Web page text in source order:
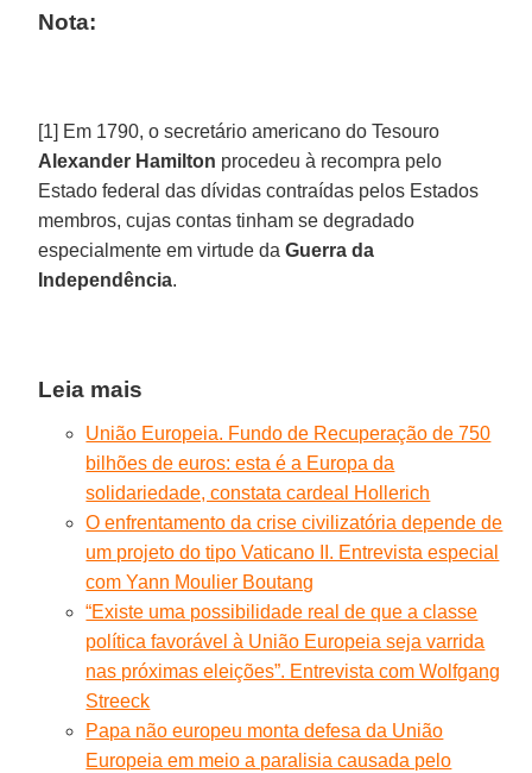
Nota:
[1] Em 1790, o secretário americano do Tesouro
Alexander Hamilton procedeu à recompra pelo
Estado federal das dívidas contraídas pelos Estados
membros, cujas contas tinham se degradado
especialmente em virtude daGuerra da
Independência.
Leia mais
União Europeia. Fundo de Recuperação de 750
bilhões de euros: esta é a Europa da
solidariedade, constata cardeal Hollerich
O enfrentamento da crise civilizatória depende de
um projeto do tipo Vaticano II. Entrevista especial
com Yann Moulier Boutang
“Existe uma possibilidade real de que a classe
política favorável à União Europeia seja varrida
nas próximas eleições”. Entrevista com Wolfgang
Streeck
Papa não europeu monta defesa da União
Europeia em meio a paralisia causada pelo